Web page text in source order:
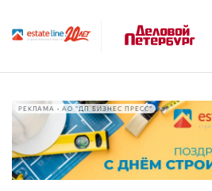
РЕКЛАМА • АО "ДП БИЗНЕС ПРЕСС"